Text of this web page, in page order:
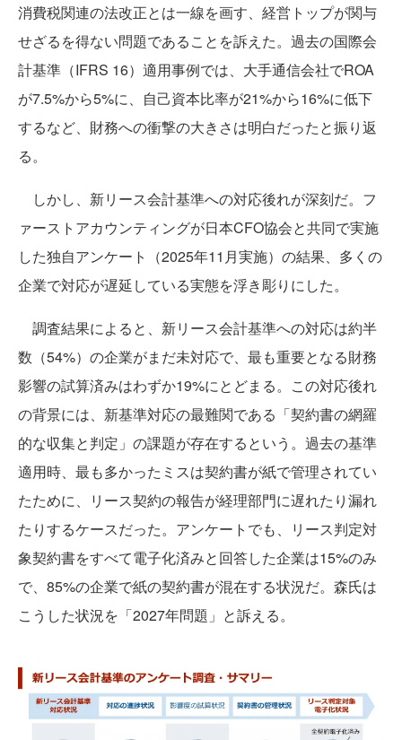
消費税関連の法改正とは一線を画す、経営トップが関与
せざるを得ない問題であることを訴えた。過去の国際会
計基準（IFRS 16）適用事例では、大手通信会社でROA
が7.5%から5%に、自己資本比率が21%から16%に低下
するなど、財務への衝撃の大きさは明白だったと振り返
る。
しかし、新リース会計基準への対応後れが深刻だ。フ
ァーストアカウンティングが日本CFO協会と共同で実施
した独自アンケート（2025年11月実施）の結果、多くの
企業で対応が遅延している実態を浮き彫りにした。
調査結果によると、新リース会計基準への対応は約半
数（54%）の企業がまだ未対応で、最も重要となる財務
影響の試算済みはわずか19%にとどまる。この対応後れ
の背景には、新基準対応の最難関である「契約書の網羅
的な収集と判定」の課題が存在するという。過去の基準
適用時、最も多かったミスは契約書が紙で管理されてい
たために、リース契約の報告が経理部門に遅れたり漏れ
たりするケースだった。アンケートでも、リース判定対
象契約書をすべて電子化済みと回答した企業は15%のみ
で、85%の企業で紙の契約書が混在する状況だ。森氏は
こうした状況を「2027年問題」と訴える。